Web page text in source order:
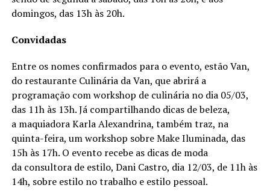
domingos, das 13h às 20h.
Convidadas
Entre os nomes confirmados para o evento, estão Van,
do restaurante Culinária da Van, que abrirá a
programação com workshop de culinária no dia 05/03,
das 11h às 13h. Já compartilhando dicas de beleza,
a maquiadora Karla Alexandrina, também traz, na
quinta-feira, um workshop sobre Make Iluminada, das
15h às 17h. O evento recebe as dicas de moda
da consultora de estilo, Dani Castro, dia 12/03, de 11h às
14h, sobre estilo no trabalho e estilo pessoal.